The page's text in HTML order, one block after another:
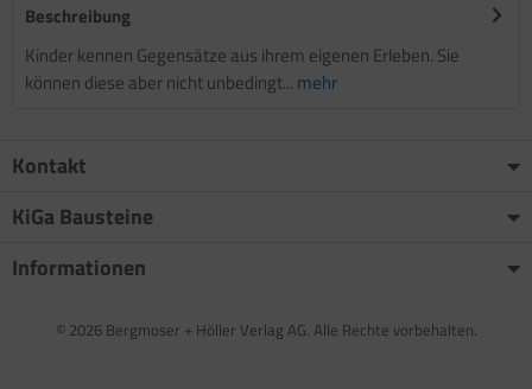
Beschreibung
Kinder kennen Gegensätze aus ihrem eigenen Erleben. Sie
können diese aber nicht unbedingt... mehr
Kontakt
KiGa Bausteine
Informationen
© 2026 Bergmoser + Höller Verlag AG. Alle Rechte vorbehalten.